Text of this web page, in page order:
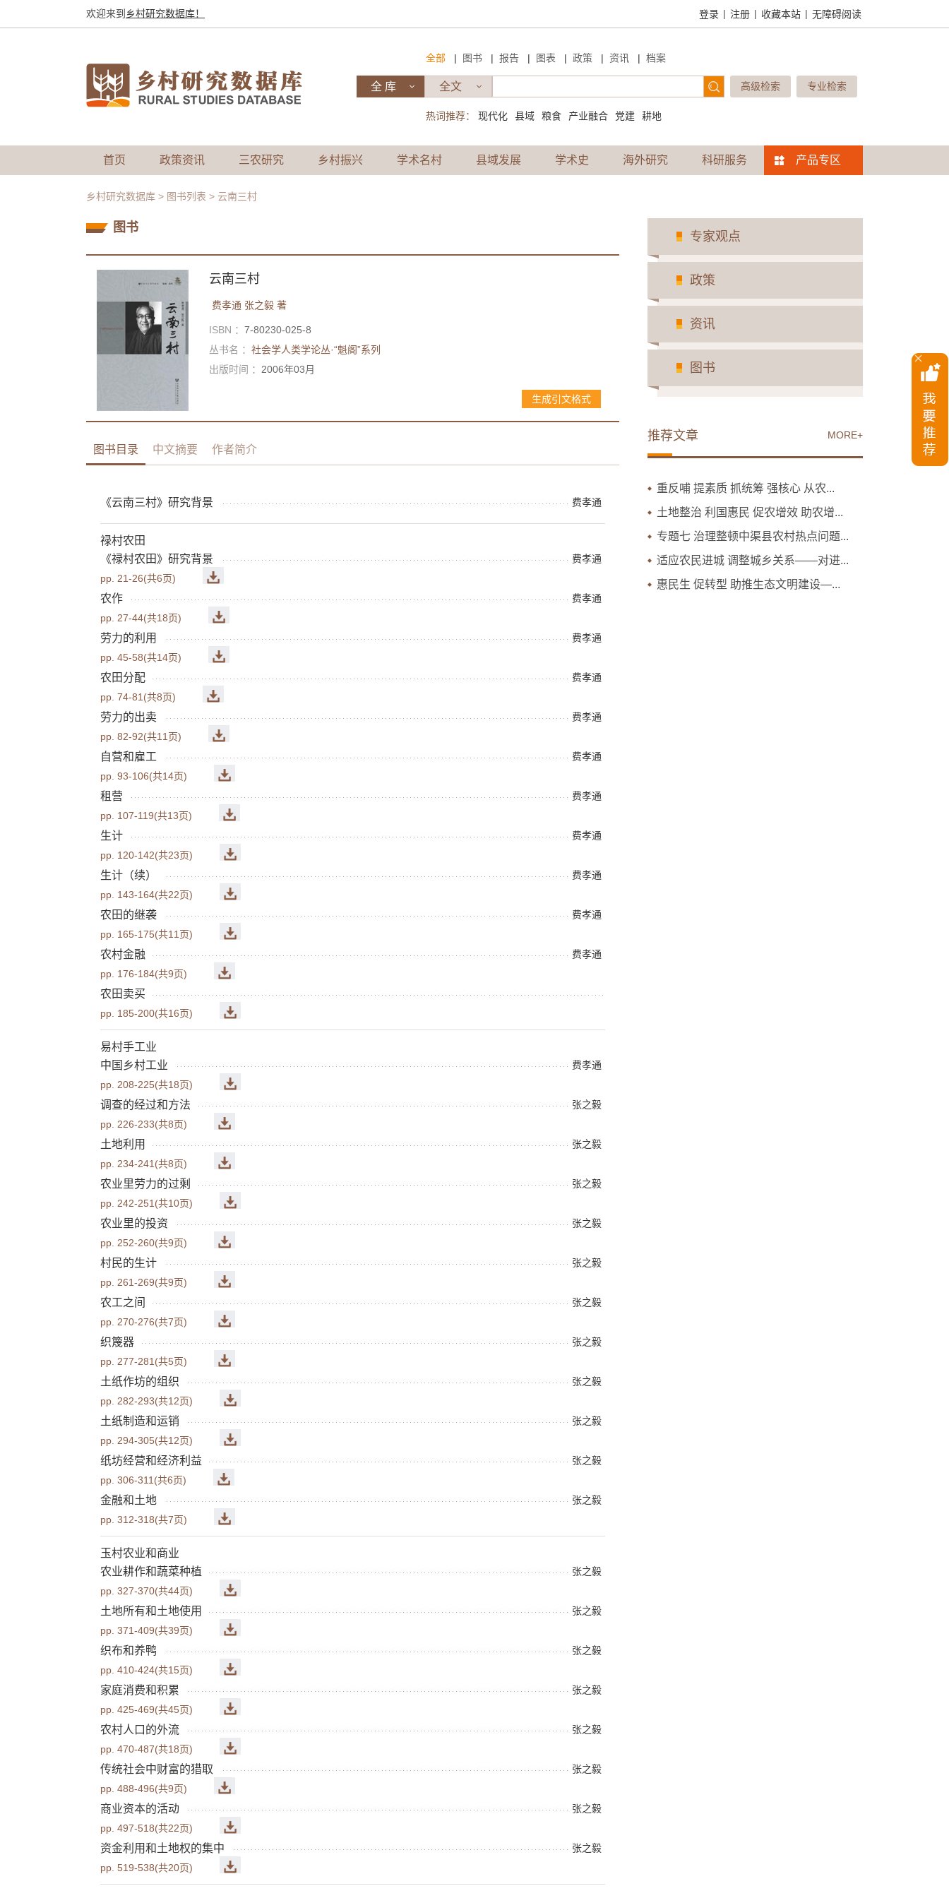
欢迎来到 乡村研究数据库！ 登录 | 注册 | 收藏本站 | 无障碍阅读
全部 | 图书 | 报告 | 图表 | 政策 | 资讯 | 档案
高级检索 专业检索
热词推荐： 现代化 县域 粮食 产业融合 党建 耕地
首页 政策资讯 三农研究 乡村振兴 学术名村 县域发展 学术史 海外研究 科研服务 产品专区
乡村研究数据库 > 图书列表 > 云南三村
图书
云南三村
费孝通 张之毅 著
ISBN ： 7-80230-025-8
丛书名 ： 社会学人类学论丛·“魁阁”系列
出版时间 ： 2006年03月
生成引文格式
图书目录 中文摘要 作者简介
《云南三村》研究背景 费孝通
禄村农田
《禄村农田》研究背景
费孝通
pp. 21-26(共6页)
农作
费孝通
pp. 27-44(共18页)
劳力的利用
费孝通
pp. 45-58(共14页)
农田分配
费孝通
pp. 74-81(共8页)
劳力的出卖
费孝通
pp. 82-92(共11页)
自营和雇工
费孝通
pp. 93-106(共14页)
租营
费孝通
pp. 107-119(共13页)
生计
费孝通
pp. 120-142(共23页)
生计（续）
费孝通
pp. 143-164(共22页)
农田的继袭
费孝通
pp. 165-175(共11页)
农村金融
费孝通
pp. 176-184(共9页)
农田卖买
pp. 185-200(共16页)
易村手工业
中国乡村工业
费孝通
pp. 208-225(共18页)
调查的经过和方法
张之毅
pp. 226-233(共8页)
土地利用
张之毅
pp. 234-241(共8页)
农业里劳力的过剩
张之毅
pp. 242-251(共10页)
农业里的投资
张之毅
pp. 252-260(共9页)
村民的生计
张之毅
pp. 261-269(共9页)
农工之间
张之毅
pp. 270-276(共7页)
织篾器
张之毅
pp. 277-281(共5页)
土纸作坊的组织
张之毅
pp. 282-293(共12页)
土纸制造和运销
张之毅
pp. 294-305(共12页)
纸坊经营和经济利益
张之毅
pp. 306-311(共6页)
金融和土地
张之毅
pp. 312-318(共7页)
玉村农业和商业
农业耕作和蔬菜种植
张之毅
pp. 327-370(共44页)
土地所有和土地使用
张之毅
pp. 371-409(共39页)
织布和养鸭
张之毅
pp. 410-424(共15页)
家庭消费和积累
张之毅
pp. 425-469(共45页)
农村人口的外流
张之毅
pp. 470-487(共18页)
传统社会中财富的猎取
张之毅
pp. 488-496(共9页)
商业资本的活动
张之毅
pp. 497-518(共22页)
资金利用和土地权的集中
张之毅
pp. 519-538(共20页)
专家观点
政策
资讯
图书
MORE+
推荐文章
重反哺 提素质 抓统筹 强核心 从农...
土地整治 利国惠民 促农增效 助农增...
专题七 治理整顿中渠县农村热点问题...
适应农民进城 调整城乡关系——对进...
惠民生 促转型 助推生态文明建设—...